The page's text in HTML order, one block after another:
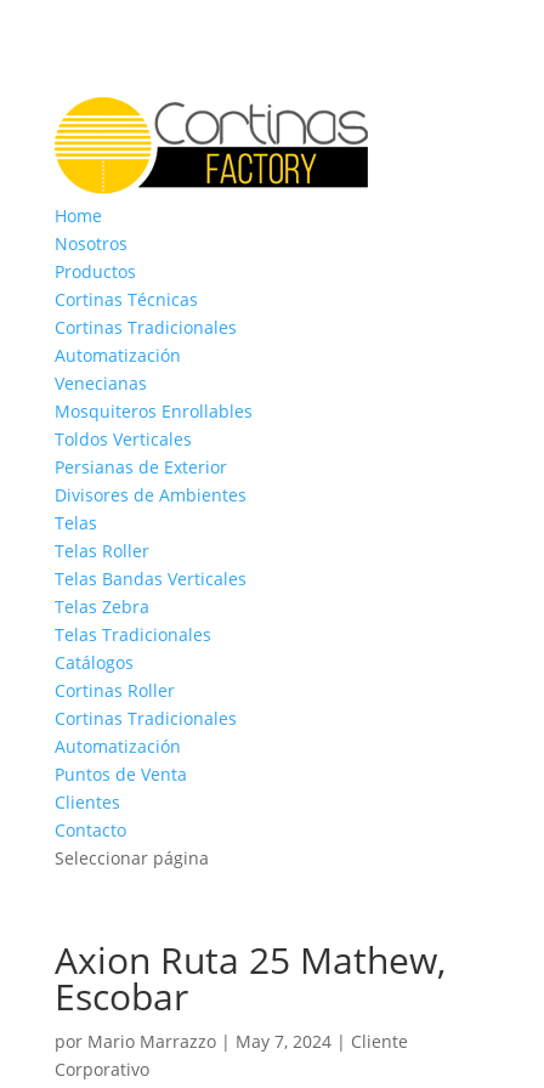
Home
Nosotros
Productos
Cortinas Técnicas
Cortinas Tradicionales
Automatización
Venecianas
Mosquiteros Enrollables
Toldos Verticales
Persianas de Exterior
Divisores de Ambientes
Telas
Telas Roller
Telas Bandas Verticales
Telas Zebra
Telas Tradicionales
Catálogos
Cortinas Roller
Cortinas Tradicionales
Automatización
Puntos de Venta
Clientes
Contacto
Seleccionar página
Axion Ruta 25 Mathew,
Escobar
por Mario Marrazzo| May 7, 2024| Cliente
Corporativo